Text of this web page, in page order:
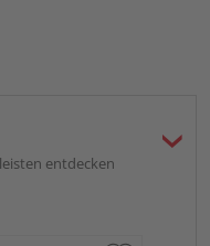
entdecken